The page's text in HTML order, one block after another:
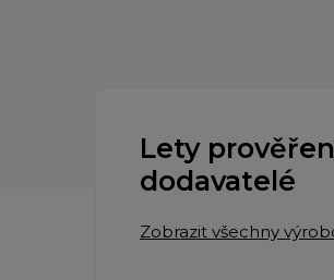
Lety
dodavatelé
Zobrazit všechny